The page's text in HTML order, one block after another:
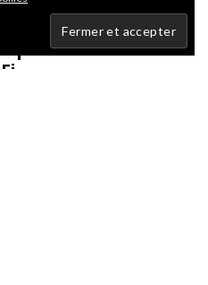
19 février 2008
sur la chaîne Sci
Fi